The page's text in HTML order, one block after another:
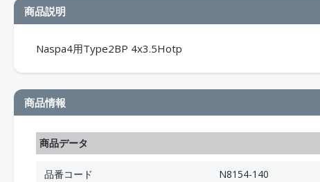
商品説明
Naspa4用Type2BP 4x3.5Hotp
商品情報
商品データ
品番コード
N8154-140